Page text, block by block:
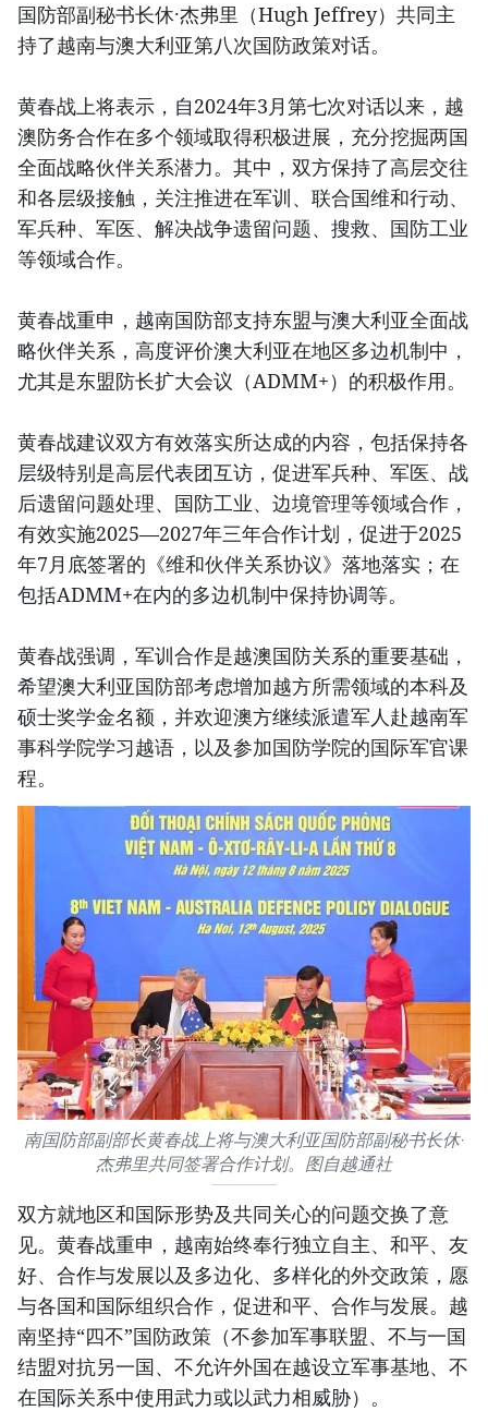
国防部副秘书长休·杰弗里（Hugh Jeffrey）共同主
持了越南与澳大利亚第八次国防政策对话。
黄春战上将表示，自2024年3月第七次对话以来，越
澳防务合作在多个领域取得积极进展，充分挖掘两国
全面战略伙伴关系潜力。其中，双方保持了高层交往
和各层级接触，关注推进在军训、联合国维和行动、
军兵种、军医、解决战争遗留问题、搜救、国防工业
等领域合作。
黄春战重申，越南国防部支持东盟与澳大利亚全面战
略伙伴关系，高度评价澳大利亚在地区多边机制中，
尤其是东盟防长扩大会议（ADMM+）的积极作用。
黄春战建议双方有效落实所达成的内容，包括保持各
层级特别是高层代表团互访，促进军兵种、军医、战
后遗留问题处理、国防工业、边境管理等领域合作，
有效实施2025—2027年三年合作计划，促进于2025
年7月底签署的《维和伙伴关系协议》落地落实；在
包括ADMM+在内的多边机制中保持协调等。
黄春战强调，军训合作是越澳国防关系的重要基础，
希望澳大利亚国防部考虑增加越方所需领域的本科及
硕士奖学金名额，并欢迎澳方继续派遣军人赴越南军
事科学院学习越语，以及参加国防学院的国际军官课
程。
南国防部副部长黄春战上将与澳大利亚国防部副秘书长休·
杰弗里共同签署合作计划。图自越通社
双方就地区和国际形势及共同关心的问题交换了意
见。黄春战重申，越南始终奉行独立自主、和平、友
好、合作与发展以及多边化、多样化的外交政策，愿
与各国和国际组织合作，促进和平、合作与发展。越
南坚持“四不”国防政策（不参加军事联盟、不与一国
结盟对抗另一国、不允许外国在越设立军事基地、不
在国际关系中使用武力或以武力相威胁）。